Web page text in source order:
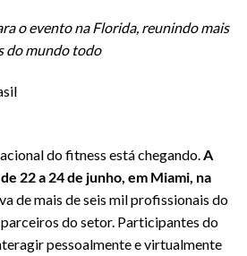
o evento na Florida, reunindo mais
do mundo todo
do fitness está chegando. A
22 a 24 de junho, em Miami, na
de mais de seis mil profissionais do
do setor. Participantes do
pessoalmente e virtualmente